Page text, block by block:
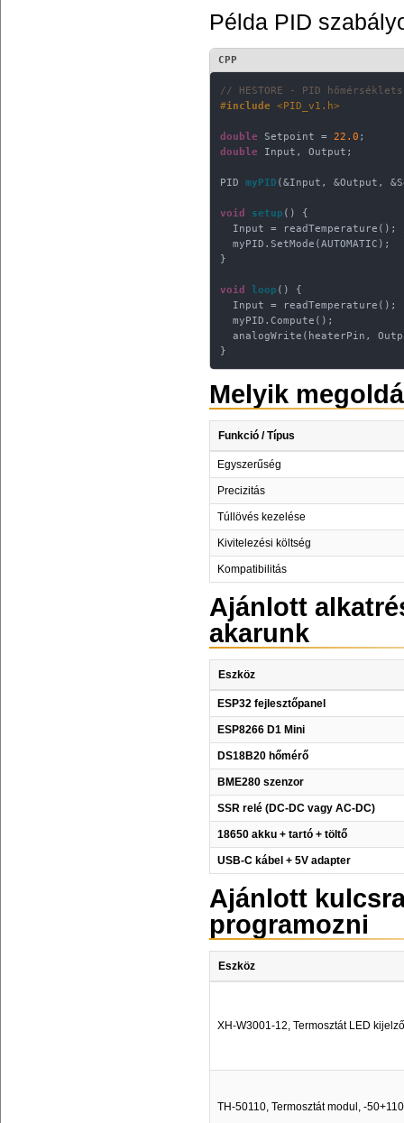
Példa PID
CPP
// HESTORE - PID
#include <PID_v1.h>
double Setpoint = 22.0
double Input, Output;
PID myPID (&Input, &Output,
void setup ()
{
  Input = readTemperature();
  myPID.SetMode(AUTOMATIC);
}
void loop ()
{
  Input = readTemperature();
  myPID.Compute();
analogWrite(heaterPin,
}
Melyik
Funkció / Típus
Egyszerűség
Precizitás
Túllövés kezelése
Kivitelezési költség
Kompatibilitás
Ajánlott
akarunk
Eszköz
ESP32 fejlesztőpanel
ESP8266 D1 Mini
DS18B20 hőmérő
BME280 szenzor
SSR relé (DC-DC vagy AC-DC)
18650 akku + tartó + töltő
USB-C kábel + 5V adapter
Ajánlott
programozni
Eszköz
XH-W3001-12, Termosztát LED
TH-50110, Termosztát modul, -